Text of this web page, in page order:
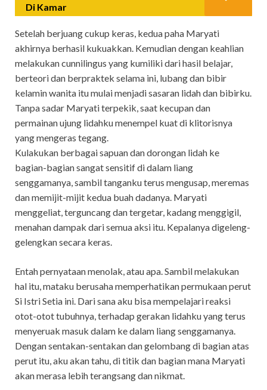
Di Kamar
Setelah berjuang cukup keras, kedua paha Maryati
akhirnya berhasil kukuakkan. Kemudian dengan keahlian
melakukan cunnilingus yang kumiliki dari hasil belajar,
berteori dan berpraktek selama ini, lubang dan bibir
kelamin wanita itu mulai menjadi sasaran lidah dan bibirku.
Tanpa sadar Maryati terpekik, saat kecupan dan
permainan ujung lidahku menempel kuat di klitorisnya
yang mengeras tegang.
Kulakukan berbagai sapuan dan dorongan lidah ke
bagian-bagian sangat sensitif di dalam liang
senggamanya, sambil tanganku terus mengusap, meremas
dan memijit-mijit kedua buah dadanya. Maryati
menggeliat, terguncang dan tergetar, kadang menggigil,
menahan dampak dari semua aksi itu. Kepalanya digeleng-
gelengkan secara keras.
Entah pernyataan menolak, atau apa. Sambil melakukan
hal itu, mataku berusaha memperhatikan permukaan perut
Si Istri Setia ini. Dari sana aku bisa mempelajari reaksi
otot-otot tubuhnya, terhadap gerakan lidahku yang terus
menyeruak masuk dalam ke dalam liang senggamanya.
Dengan sentakan-sentakan dan gelombang di bagian atas
perut itu, aku akan tahu, di titik dan bagian mana Maryati
akan merasa lebih terangsang dan nikmat.